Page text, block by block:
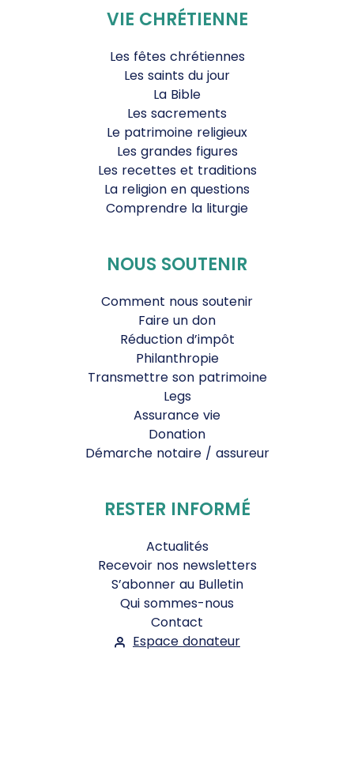
VIE CHRÉTIENNE
Les fêtes chrétiennes
Les saints du jour
La Bible
Les sacrements
Le patrimoine religieux
Les grandes figures
Les recettes et traditions
La religion en questions
Comprendre la liturgie
NOUS SOUTENIR
Comment nous soutenir
Faire un don
Réduction d’impôt
Philanthropie
Transmettre son patrimoine
Legs
Assurance vie
Donation
Démarche notaire / assureur
RESTER INFORMÉ
Actualités
Recevoir nos newsletters
S’abonner au Bulletin
Qui sommes-nous
Contact
Espace donateur